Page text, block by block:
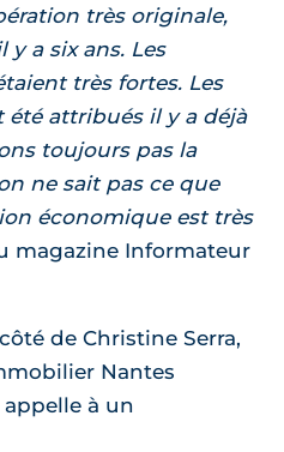
très originale,
y a six ans. Les
très fortes. Les
attribués il y a déjà
toujours pas la
ne sait pas ce que
économique est très
magazine Informateur
de Christine Serra,
Nantes
à un